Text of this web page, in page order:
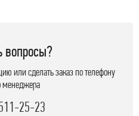
вопросы?
или сделать заказ по телефону
менеджера
25-23